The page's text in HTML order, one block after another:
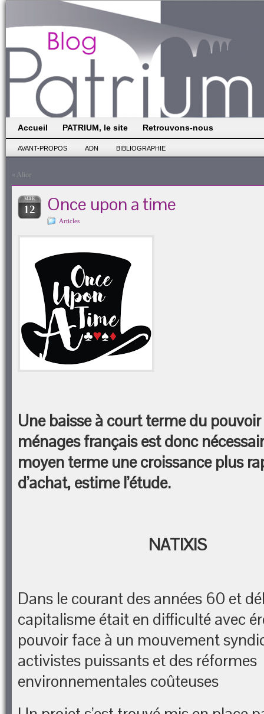
Accueil PATRIUM, le site Retrouvons-nous
AVANT-PROPOS ADN BIBLIOGRAPHIE
« Alice
MAR
12 Once upon a time
Articles
Une baisse à court terme du pouvoir
ménages français est donc
moyen terme une croissance plus
d’achat, estime l’étude.
NATIXIS
Dans le courant des années 60 et
capitalisme était en difficulté avec
pouvoir face à un mouvement
activistes puissants et des réformes
environnementales coûteuses